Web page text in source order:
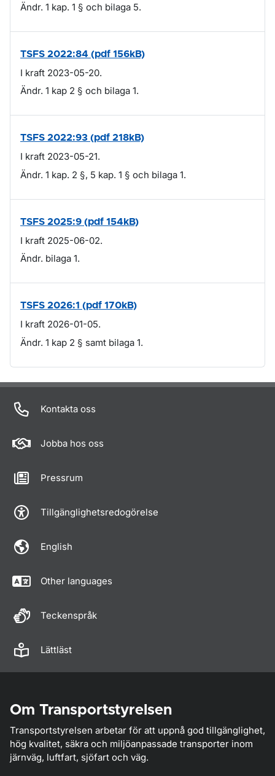
Ändr. 1 kap. 1 § och bilaga 5.
TSFS 2022:84 (pdf 156kB)
I kraft 2023-05-20.
Ändr. 1 kap 2 § och bilaga 1.
TSFS 2022:93 (pdf 218kB)
I kraft 2023-05-21.
Ändr. 1 kap. 2 §, 5 kap. 1 § och bilaga 1.
TSFS 2025:9 (pdf 154kB)
I kraft 2025-06-02.
Ändr. bilaga 1.
TSFS 2026:1 (pdf 170kB)
I kraft 2026-01-05.
Ändr. 1 kap 2 § samt bilaga 1.
Om sidan
Kontakta oss
Jobba hos oss
Pressrum
Tillgänglighetsredogörelse
English
Other languages
Teckenspråk
Lättläst
Om Transportstyrelsen
Transportstyrelsen arbetar för att uppnå god tillgänglighet,
hög kvalitet, säkra och miljöanpassade transporter inom
järnväg, luftfart, sjöfart och väg.